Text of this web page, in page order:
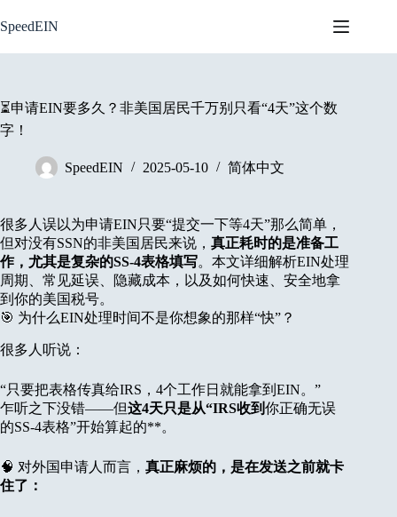
to
content
SpeedEIN
⏳申请EIN要多久？非美国居民千万别只看“4天”这个数
字！
SpeedEIN 2025-05-10 简体中文
很多人误以为申请EIN只要“提交一下等4天”那么简单，
但对没有SSN的非美国居民来说， 真正耗时的是准备工
作，尤其是复杂的SS-4表格填写。本文详细解析EIN处理
周期、常见延误、隐藏成本，以及如何快速、安全地拿
到你的美国税号。
🎯 为什么EIN处理时间不是你想象的那样“快”？
很多人听说：
“只要把表格传真给IRS，4个工作日就能拿到EIN。”
乍听之下没错——但这4天只是从“IRS收到你正确无误
的SS-4表格”开始算起的**。
🧠 对外国申请人而言， 真正麻烦的，是在发送之前就卡
住了：